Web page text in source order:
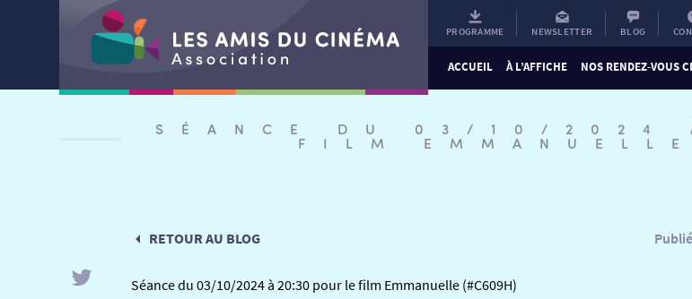
PROGRAMME NEWSLETTER BLOG
ACCUEIL À L’AFFICHE NOS RENDEZ-VOUS
SÉANCE DU 03/10/2024
FILM
RETOUR AU BLOG
Séance du 03/10/2024 à 20:30 pour le film Emmanuelle (#C609H)